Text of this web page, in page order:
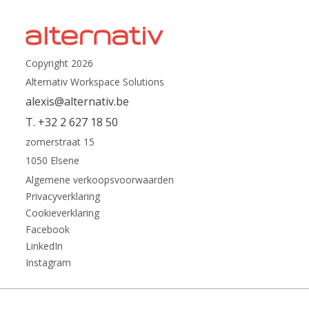
Copyright 2026
Alternativ Workspace Solutions
alexis@alternativ.be
T. +32 2 627 18 50
zomerstraat 15
1050 Elsene
Algemene verkoopsvoorwaarden
Privacyverklaring
Cookieverklaring
Facebook
LinkedIn
Instagram